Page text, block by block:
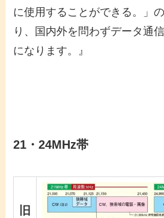
に使用することができる。」
り、国内外を問わずデータ通
になります。』
21・24MHz帯
旧